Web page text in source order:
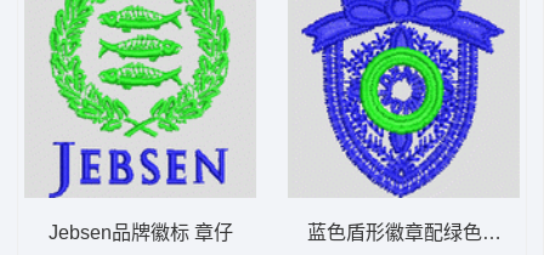
Jebsen品牌徽标 章仔 蓝色盾形徽章配绿色圆环